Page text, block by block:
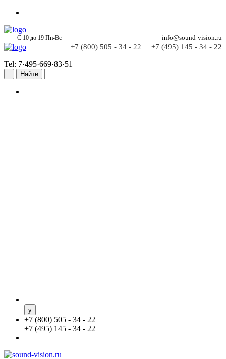
С 10 до 19 Пн-Вс info@sound-vision.ru
+7 (800) 505 - 34 - 22 +7 (495) 145 - 34 - 22
Tel: 7·495·669·83·51
+7 (800) 505 - 34 - 22
+7 (495) 145 - 34 - 22